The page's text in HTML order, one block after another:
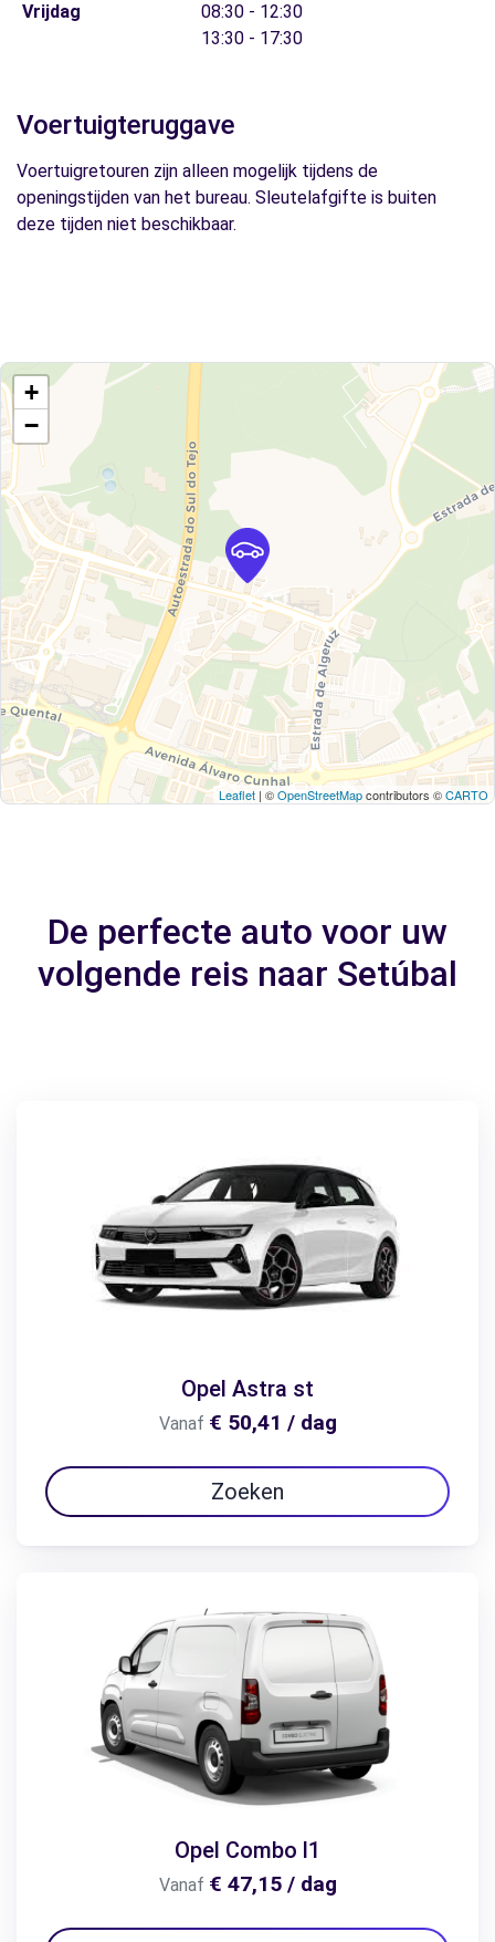
Vrijdag
08:30 - 12:30
13:30 - 17:30
Voertuigteruggave
Voertuigretouren zijn alleen mogelijk tijdens de
openingstijden van het bureau. Sleutelafgifte is buiten
deze tijden niet beschikbaar.
+
−
Leaflet | ©OpenStreetMapcontributors ©CARTO
De perfecte auto voor uw
volgende reis naar Setúbal
Opel Astra st
Vanaf € 50,41 / dag
Zoeken
Opel Combo l1
Vanaf € 47,15 / dag